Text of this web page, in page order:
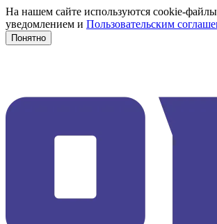
На нашем сайте используются cookie-
уведомлением и Пользовательским
Понятно